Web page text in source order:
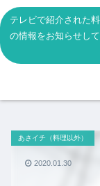
テレビで紹介された
の情報をお知らせし
あさイチ（料理以外）
2020.01.30